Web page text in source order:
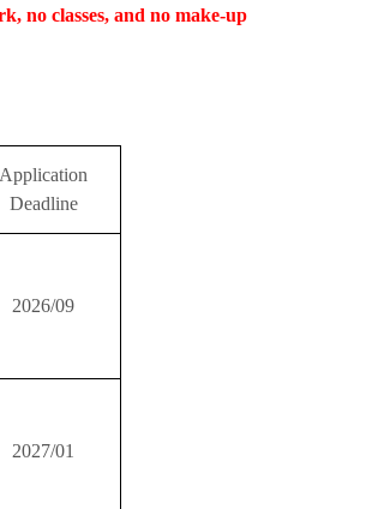
no classes, and no make-up
Application
Deadline
2026/09
2027/01